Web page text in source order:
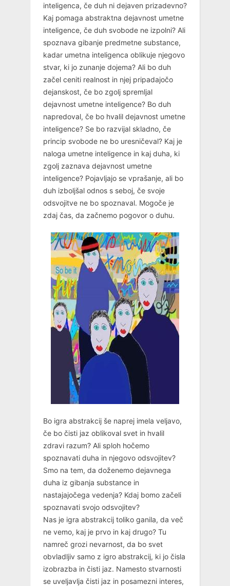
inteligenca, če duh ni dejaven prizadevno?
Kaj pomaga abstraktna dejavnost umetne
inteligence, če duh svobode ne izpolni? Ali
spoznava gibanje predmetne substance,
kadar umetna inteligenca oblikuje njegovo
stvar, ki jo zunanje dojema? Ali bo duh
začel ceniti realnost in njej pripadajočo
dejanskost, če bo zgolj spremljal
dejavnost umetne inteligence? Bo duh
napredoval, če bo hvalil dejavnost umetne
inteligence? Se bo razvijal skladno, če
princip svobode ne bo uresničeval? Kaj je
naloga umetne inteligence in kaj duha, ki
zgolj zaznava dejavnost umetne
inteligence? Pojavljajo se vprašanje, ali bo
duh izboljšal odnos s seboj, če svoje
odsvojitve ne bo spoznaval. Mogoče je
zdaj čas, da začnemo pogovor o duhu.
Bo igra abstrakcij še naprej imela veljavo,
če bo čisti jaz oblikoval svet in hvalil
zdravi razum? Ali sploh hočemo
spoznavati duha in njegovo odsvojitev?
Smo na tem, da doženemo dejavnega
duha iz gibanja substance in
nastajajočega vedenja? Kdaj bomo začeli
spoznavati svojo odsvojitev?
Nas je igra abstrakcij toliko ganila, da več
ne vemo, kaj je prvo in kaj drugo? Tu
namreč grozi nevarnost, da bo svet
obvladljiv samo z igro abstrakcij, ki jo čisla
izobrazba in čisti jaz. Namesto stvarnosti
se uveljavlja čisti jaz in posamezni interes,